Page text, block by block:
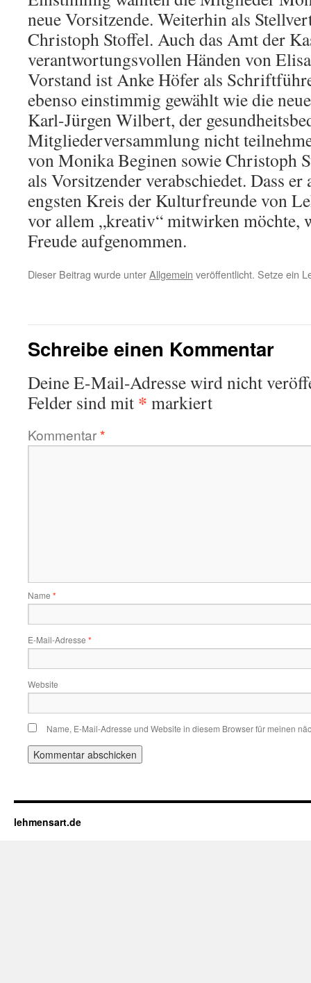
neue Vorsitzende. Weiterhin als
Christoph Stoffel. Auch das Amt der
verantwortungsvollen Händen von
Vorstand ist Anke Höfer als
ebenso einstimmig gewählt wie die
Karl-Jürgen Wilbert, der
Mitgliederversammlung nicht
von Monika Beginen sowie Christoph
als Vorsitzender verabschiedet. Dass
engsten Kreis der Kulturfreunde von
vor allem „kreativ“ mitwirken möchte,
Freude aufgenommen.
Dieser Beitrag wurde unterAllgemein veröffentlicht. Setze ein
Schreibe einen Kommentar
Deine E-Mail-Adresse wird nicht
Felder sind mit * markiert
Kommentar*
Name *
E-Mail-Adresse *
Website
Name, E-Mail-Adresse und Website in diesem Browser für meinen
lehmensart.de